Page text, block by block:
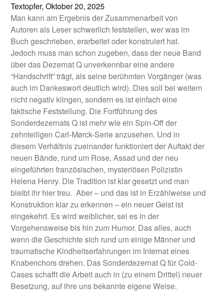
Textopfer,Oktober 20, 2025
Man kann am Ergebnis der Zusammenarbeit von
Autoren als Leser schwerlich feststellen, wer was im
Buch geschrieben, erarbeitet oder konstruiert hat.
Jedoch muss man schon zugeben, dass der neue Band
über das Dezernat Q unverkennbar eine andere
“Handschrift” trägt, als seine berühmten Vorgänger (was
auch im Dankeswort deutlich wird). Dies soll bei weitem
nicht negativ klingen, sondern es ist einfach eine
faktische Feststellung. Die Fortführung des
Sonderdezernats Q ist mehr wie ein Spin-Off der
zehnteiligen Carl-Mørck-Serie anzusehen. Und in
diesem Verhältnis zueinander funktioniert der Auftakt der
neuen Bände, rund um Rose, Assad und der neu
eingeführten französischen, mysteriösen Polizistin
Helena Henry. Die Tradition ist klar gesetzt und man
bleibt ihr hier treu. Aber – und das ist in Erzählweise und
Konstruktion klar zu erkennen – ein neuer Geist ist
eingekehrt. Es wird weiblicher, sei es in der
Vorgehensweise bis hin zum Humor. Das alles, auch
wenn die Geschichte sich rund um einige Männer und
traumatische Kindheitserfahrungen im Internat eines
Knabenchors drehen. Das Sonderdezernat Q für Cold-
Cases schafft die Arbeit auch in (zu einem Drittel) neuer
Besetzung, auf ihre uns bekannte eigene Weise.